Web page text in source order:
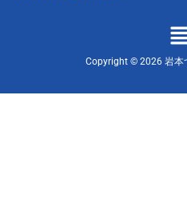
メ
ニ
ュ
Copyright © 2026 岩本